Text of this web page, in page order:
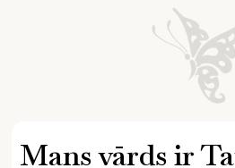
Mans vārds ir